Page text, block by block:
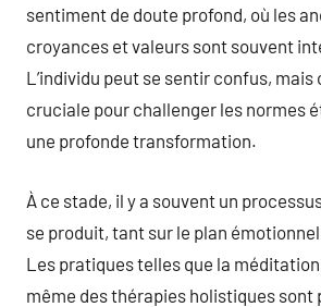
sentiment de doute profond, où les
croyances et valeurs sont souvent
L’individu peut se sentir confus, mais
cruciale pour challenger les normes
une profonde transformation.
À ce stade, il y a souvent un
se produit, tant sur le plan
Les pratiques telles que la
même des thérapies holistiques sont